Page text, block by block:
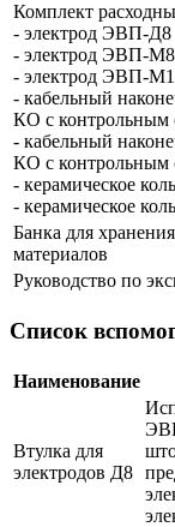
Комплект
- электрод ЭВП-Д8
- электрод ЭВП-М8
- электрод ЭВП-
- кабельный
КО с контрольным
- кабельный
КО с контрольным
- керамическое
- керамическое
Банка для
материалов
Руководство по
Список
Наименование
Втулка для
электродов Д8